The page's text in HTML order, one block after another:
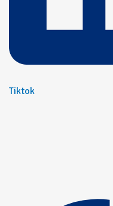
Tiktok